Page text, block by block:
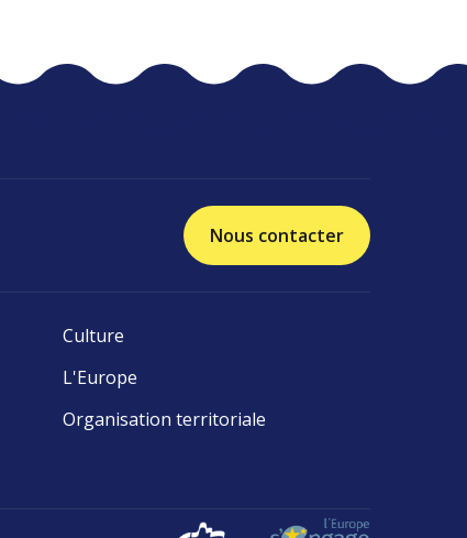
Nous contacter
Culture
L'Europe
Organisation territoriale